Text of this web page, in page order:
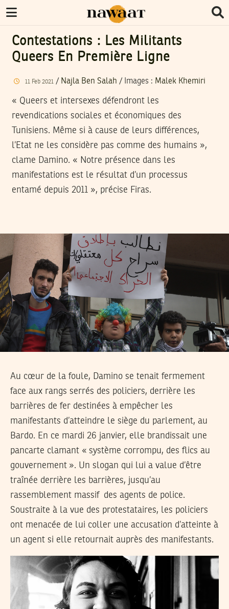
Contestations : Les Militants
Queers En Première Ligne
11 Feb 2021/ Najla Ben Salah / Images : Malek Khemiri
« Queers et intersexes défendront les
revendications sociales et économiques des
Tunisiens. Même si à cause de leurs différences,
l’Etat ne les considère pas comme des humains »,
clame Damino. « Notre présence dans les
manifestations est le résultat d’un processus
entamé depuis 2011 », précise Firas.
Au cœur de la foule, Damino se tenait fermement
face aux rangs serrés des policiers, derrière les
barrières de fer destinées à empêcher les
manifestants d’atteindre le siège du parlement, au
Bardo. En ce mardi 26 janvier, elle brandissait une
pancarte clamant « système corrompu, des flics au
gouvernement ». Un slogan qui lui a value d’être
traînée derrière les barrières, jusqu’au
rassemblement massif des agents de police.
Soustraite à la vue des protestataires, les policiers
ont menacée de lui coller une accusation d’atteinte à
un agent si elle retournait auprès des manifestants.